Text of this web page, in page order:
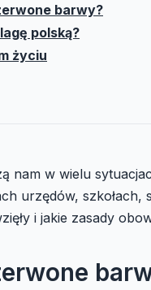
barwy?
polską?
życiu
nam w wielu
urzędów,
i jakie zasady